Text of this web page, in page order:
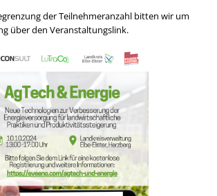
der Teilnehmeranzahl bitten wir um
über den Veranstaltungslink.